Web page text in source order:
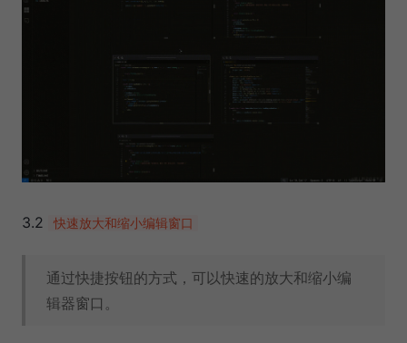
3.2 快速放大和缩小编辑窗口
通过快捷按钮的方式，可以快速的放大和缩小编
辑器窗口。